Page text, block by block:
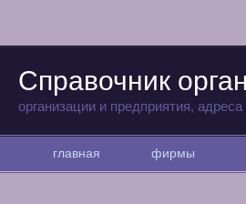
Справочник
организации и предприятия,
главная фирмы